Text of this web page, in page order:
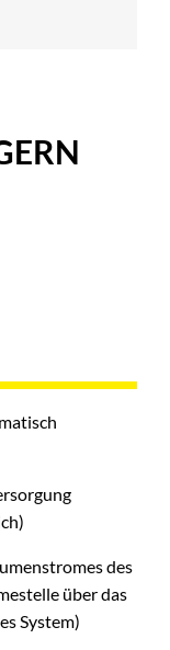
des
über das
System)